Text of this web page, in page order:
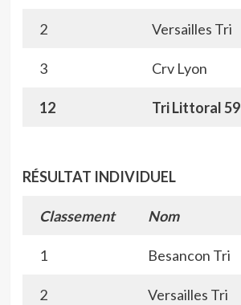
2 Versailles Tri
3 Crv Lyon
12 Tri Littoral 59
RÉSULTAT INDIVIDUEL
Classement Nom
1 Besancon Tri
2 Versailles Tri